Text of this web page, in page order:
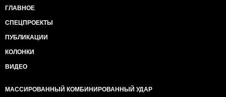
ГЛАВНОЕ
СПЕЦПРОЕКТЫ
ПУБЛИКАЦИИ
КОЛОНКИ
ВИДЕО
МАССИРОВАННЫЙ КОМБИНИРОВАННЫЙ УДАР